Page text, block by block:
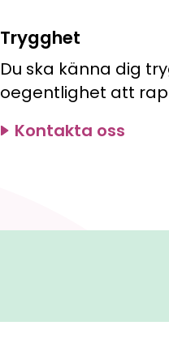
Trygghet
Du ska känna dig
oegentlighet att
Kontakta oss